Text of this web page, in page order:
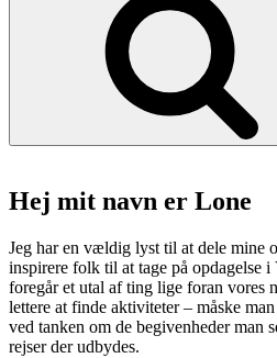
Hej mit navn er Lone
Jeg har en vældig lyst til at dele mine
inspirere folk til at tage på opdagelse
foregår et utal af ting lige foran vores
lettere at finde aktiviteter – måske
ved tanken om de begivenheder man
rejser der udbydes.